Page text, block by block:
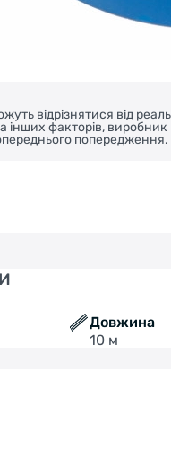
відрізнятися від
інших факторів,
попередження.
Довжина
10 м